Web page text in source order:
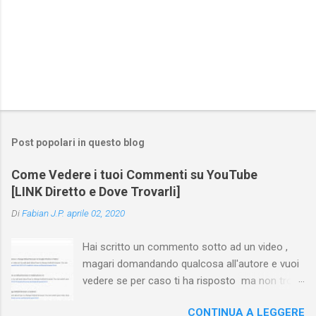
Post popolari in questo blog
Come Vedere i tuoi Commenti su YouTube
[LINK Diretto e Dove Trovarli]
DiFabian J.P. aprile 02, 2020
Hai scritto un commento sotto ad un video ,
magari domandando qualcosa all'autore e vuoi
vedere se per caso ti ha risposto ma non trovi
CONTINUA A LEGGERE